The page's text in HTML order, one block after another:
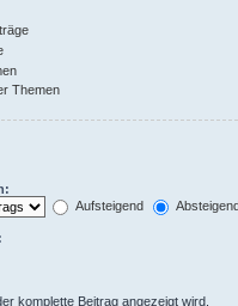
Themen
Aufsteigend
Absteigend
komplette Beitrag angezeigt wird.